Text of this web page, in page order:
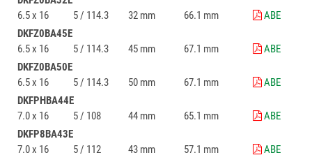
6.5 x 16
5 / 114.3 32 mm 66.1 mm
ABE
DKFZ0BA45E
6.5 x 16
5 / 114.3 45 mm 67.1 mm
ABE
DKFZ0BA50E
6.5 x 16
5 / 114.3 50 mm 67.1 mm
ABE
DKFPHBA44E
7.0 x 16
5 / 108 44 mm 65.1 mm
ABE
DKFP8BA43E
7.0 x 16
5 / 112 43 mm 57.1 mm
ABE